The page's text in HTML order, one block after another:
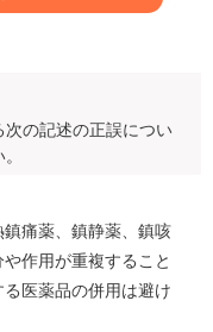
の記述の正誤につい
痛薬、鎮静薬、鎮咳
作用が重複すること
医薬品の併用は避け